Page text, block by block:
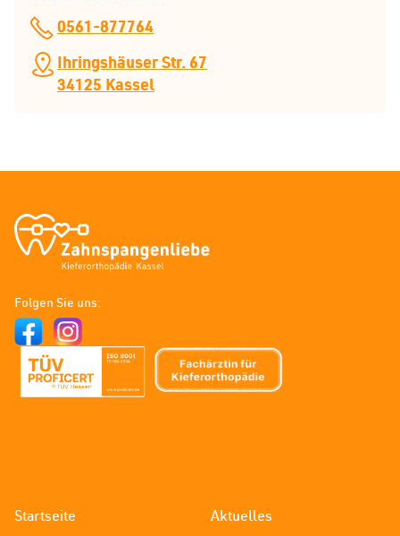
0561-877764
Ihringshäuser Str. 67
34125 Kassel
-
Kieferorthopädie
Kassel
Folgen Sie uns:
Startseite Aktuelles